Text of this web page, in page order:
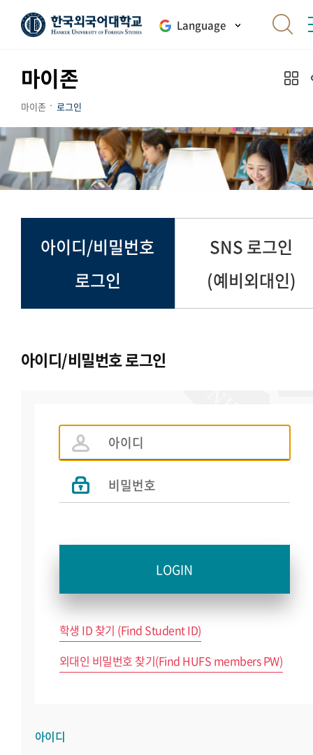
Language
마이존
마이존 로그인
아이디/비밀번호
로그인
SNS 로그인
(예비외대인)
아이디/비밀번호 로그인
학생 ID 찾기 (Find Student ID)
외대인 비밀번호 찾기(Find HUFS members PW)
아이디